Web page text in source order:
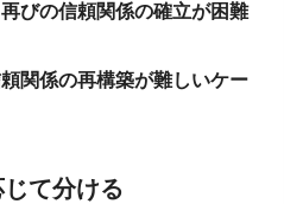
びの信頼関係の確立が困難
関係の再構築が難しいケー
て分ける